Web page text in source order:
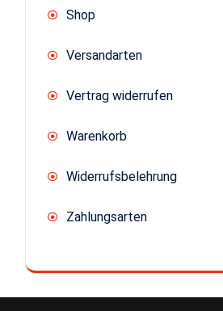
Shop
Versandarten
Vertrag widerrufen
Warenkorb
Widerrufsbelehrung
Zahlungsarten